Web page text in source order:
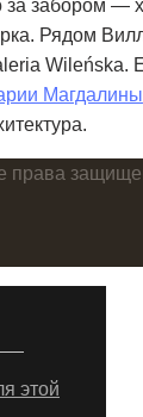
за забором —
Рядом
Wileńska.
Магдалины
права
этой